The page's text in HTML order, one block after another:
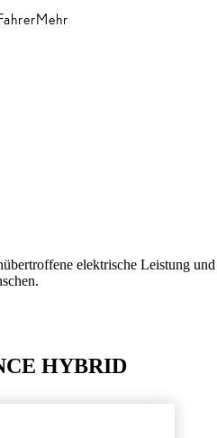
Mehr
elektrische Leistung
HYBRID